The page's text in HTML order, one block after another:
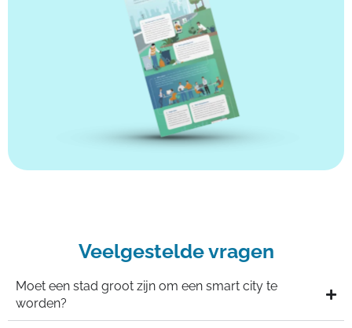
Veelgestelde vragen
Moet een stad groot zijn om een smart city te
worden?